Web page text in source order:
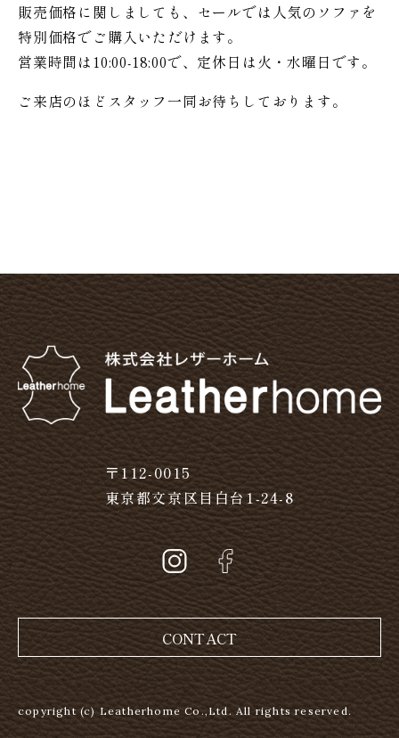
販売価格に関しましても、セールでは人気のソファを
特別価格でご購入いただけます。
営業時間は10:00-18:00で、定休日は火・水曜日です。
ご来店のほどスタッフ一同お待ちしております。
〒112-0015
東京都文京区目白台1-24-8
CONTACT
copyright (c) Leatherhome Co.,Ltd. All rights reserved.